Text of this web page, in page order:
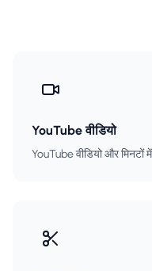
YouTube वीडियो
YouTube वीडियो और मिनटों